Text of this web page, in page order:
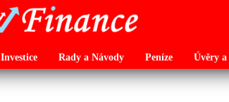
Investice Rady a Návody Peníze Úvěry